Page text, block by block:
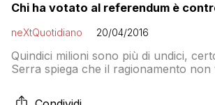
Chi ha votato al referendum è
neXtQuotidiano 20/04/2016
Quindici milioni sono più di undici,
Serra spiega che il ragionamento non